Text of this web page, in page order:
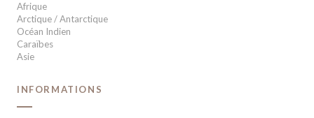
Afrique
Arctique / Antarctique
Océan Indien
Caraïbes
Asie
INFORMATIONS